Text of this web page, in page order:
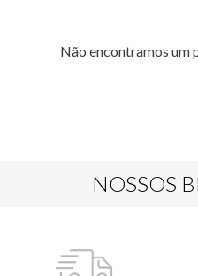
Não encontramos um
NOSSOS